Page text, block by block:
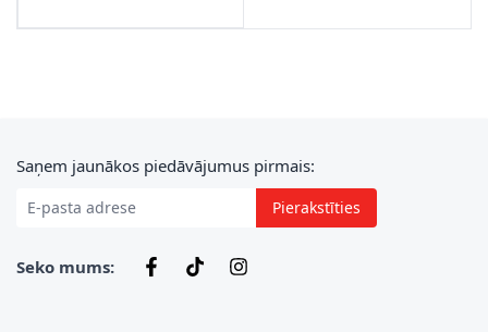
E-pasta adrese
Saņem jaunākos piedāvājumus pirmais:
Pierakstīties
Seko mums: